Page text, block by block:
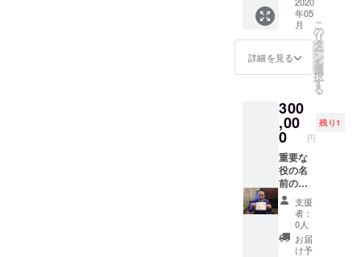
い）。
＊出来
上がり
は、完
成時の
りま
す。事
前に完
成映像
の確認
等はあ
りませ
んの
で、ご
了承く
ださ
い。
り入れ
ます。
＊お電
話、ま
たは、
アリン
グいた
しま
す。 ＊
公序良
俗に反
する内
容、法
令に違
反する
内容な
どはお
年05
月
詳細を見る
こ
の
リ
タ
ー
ン
を
選
択
す
る
300
,00
0 円
残り1
重要な
役の名
前の命
名権！
＊電
話、ま
たは、
メール
支援
者：
0人
お届
け予